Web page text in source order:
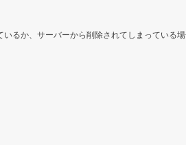
るか、サーバーから削除されてしまっている場